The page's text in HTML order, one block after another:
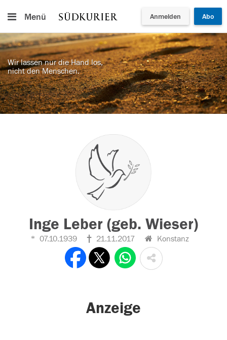
Menü Anmelden Abo
Wir lassen nur die Hand los,
nicht den Menschen.
Inge Leber (geb. Wieser)
07.10.1939 21.11.2017 Konstanz
Anzeige